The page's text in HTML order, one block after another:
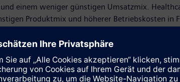
einem weniger günstigen Umsatzmix.
Produktmix und höherer Betriebskosten
D negativ aufs Ergebnis. Ursache ist hier
den Bahnverkehr zwischen Deutschland und
zurück. Insgesamt sank das Ergebnis der